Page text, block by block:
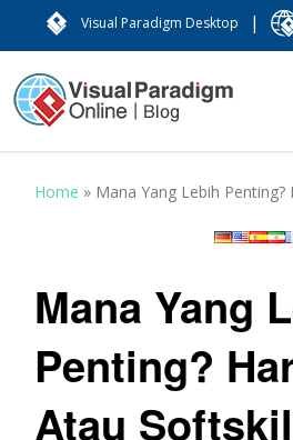
Visual Paradigm Desktop |
Home » Mana Yang Lebih
Mana Yang
Penting?
Atau